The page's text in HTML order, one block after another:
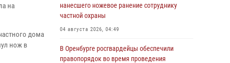
на
дома
нож в
нанесшего ножевое ранение сотруднику
частной охраны
04 августа 2026, 04:49
В Оренбурге росгвардейцы обеспечили
правопорядок во время проведения